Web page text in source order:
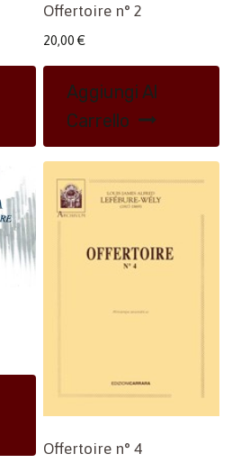
Offertoire n° 2
20,00 €
Aggiungi Al
Carrello
Offertoire n° 4